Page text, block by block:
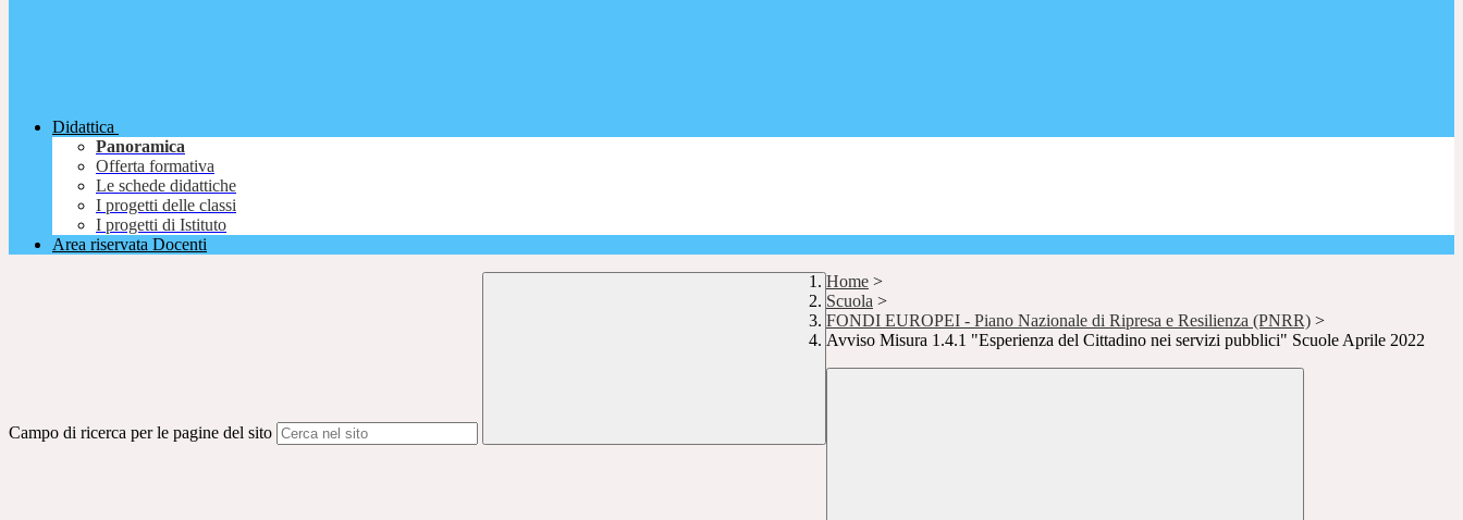
Didattica
Panoramica
Offerta formativa
Le schede didattiche
I progetti delle classi
I progetti di Istituto
Area riservata Docenti
Campo di ricerca per le pagine del sito
Home >
Scuola >
FONDI EUROPEI - Piano Nazionale di Ripresa e Resilienza (PNRR) >
Avviso Misura 1.4.1 "Esperienza del Cittadino nei servizi pubblici" Scuole Aprile 2022